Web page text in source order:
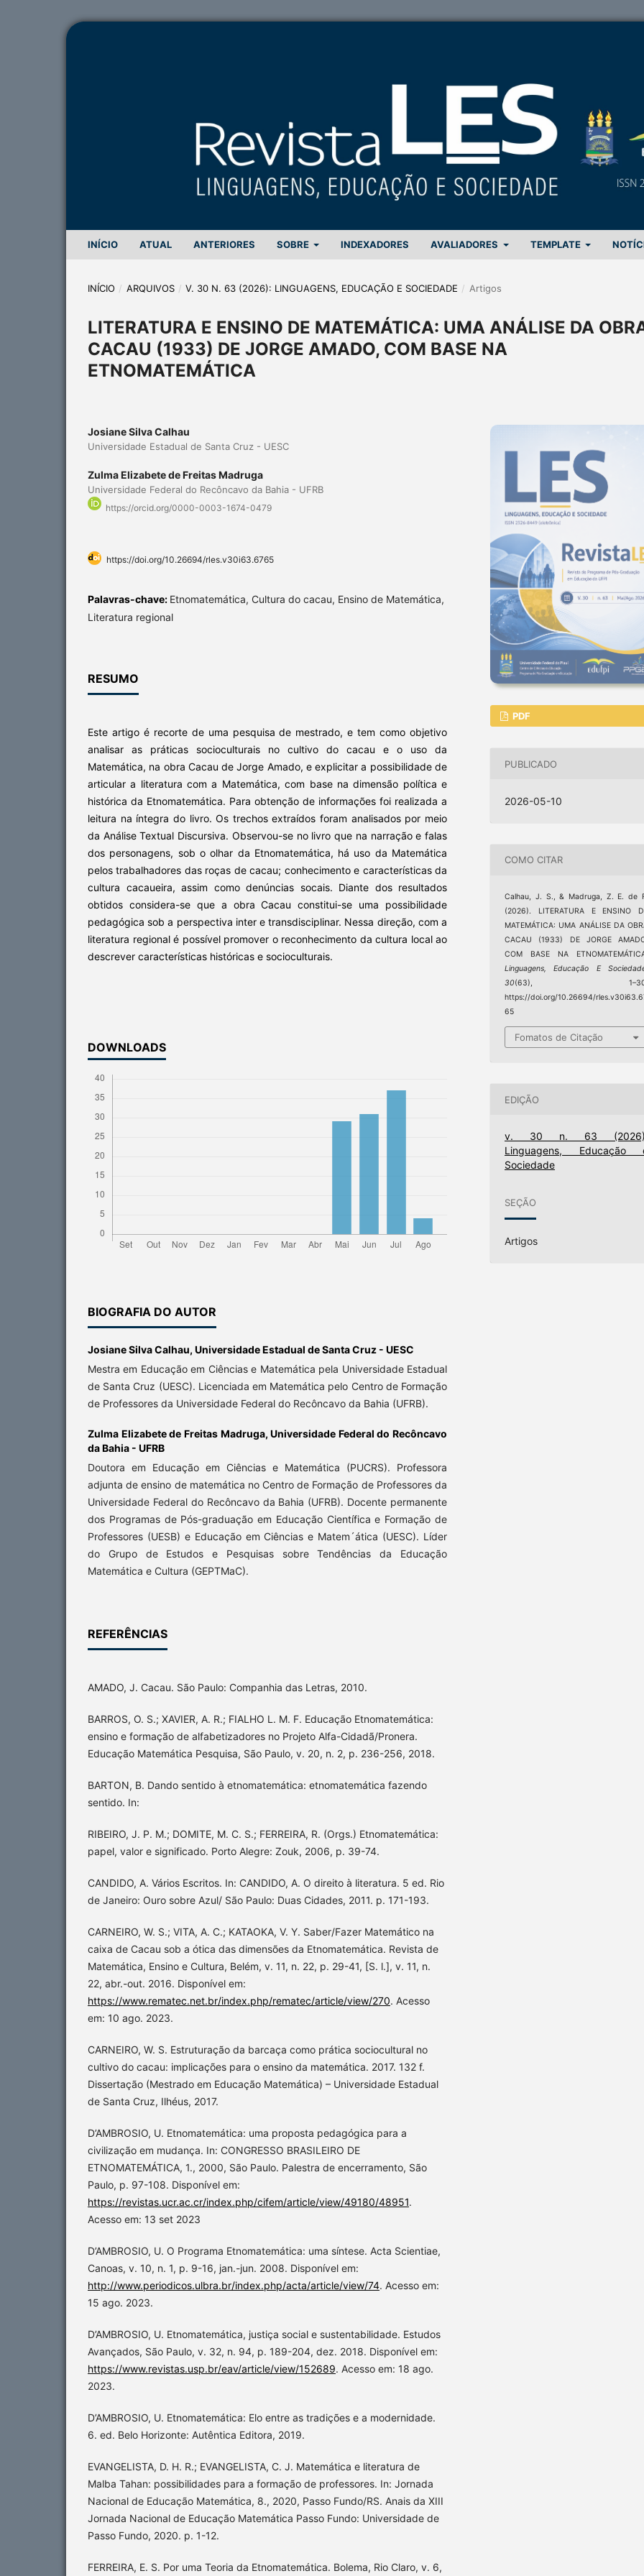
INÍCIO ATUAL ANTERIORES SOBRE INDEXADORES AVALIADORES TEMPLATE
INÍCIO / ARQUIVOS / V. 30 N. 63 (2026): LINGUAGENS, EDUCAÇÃO E SOCIEDADE / Artigos
LITERATURA E ENSINO DE MATEMÁTICA: UMA ANÁLISE DA
CACAU (1933) DE JORGE AMADO, COM BASE NA
ETNOMATEMÁTICA
Josiane Silva Calhau
Universidade Estadual de Santa Cruz - UESC
Zulma Elizabete de Freitas Madruga
Universidade Federal do Recôncavo da Bahia - UFRB
https://orcid.org/0000-0003-1674-0479
https://doi.org/10.26694/rles.v30i63.6765
Palavras-chave: Etnomatemática, Cultura do cacau, Ensino de Matemática,
Literatura regional
RESUMO
Este artigo é recorte de uma pesquisa de mestrado, e tem como objetivo
analisar as práticas socioculturais no cultivo do cacau e o uso da
Matemática, na obra Cacau de Jorge Amado, e explicitar a possibilidade de
articular a literatura com a Matemática, com base na dimensão política e
histórica da Etnomatemática. Para obtenção de informações foi realizada a
leitura na íntegra do livro. Os trechos extraídos foram analisados por meio
da Análise Textual Discursiva. Observou-se no livro que na narração e falas
dos personagens, sob o olhar da Etnomatemática, há uso da Matemática
pelos trabalhadores das roças de cacau; conhecimento e características da
cultura cacaueira, assim como denúncias socais. Diante dos resultados
obtidos considera-se que a obra Cacau constitui-se uma possibilidade
pedagógica sob a perspectiva inter e transdisciplinar. Nessa direção, com a
literatura regional é possível promover o reconhecimento da cultura local ao
descrever características históricas e socioculturais.
DOWNLOADS
BIOGRAFIA DO AUTOR
Josiane Silva Calhau, Universidade Estadual de Santa Cruz - UESC
Mestra em Educação em Ciências e Matemática pela Universidade Estadual
de Santa Cruz (UESC). Licenciada em Matemática pelo Centro de Formação
de Professores da Universidade Federal do Recôncavo da Bahia (UFRB).
Zulma Elizabete de Freitas Madruga,Universidade Federal do Recôncavo
da Bahia - UFRB
Doutora em Educação em Ciências e Matemática (PUCRS). Professora
adjunta de ensino de matemática no Centro de Formação de Professores da
Universidade Federal do Recôncavo da Bahia (UFRB). Docente permanente
dos Programas de Pós-graduação em Educação Científica e Formação de
Professores (UESB) e Educação em Ciências e Matem´ática (UESC). Líder
do Grupo de Estudos e Pesquisas sobre Tendências da Educação
Matemática e Cultura (GEPTMaC).
REFERÊNCIAS
AMADO, J. Cacau. São Paulo: Companhia das Letras, 2010.
BARROS, O. S.; XAVIER, A. R.; FIALHO L. M. F. Educação Etnomatemática:
ensino e formação de alfabetizadores no Projeto Alfa-Cidadã/Pronera.
Educação Matemática Pesquisa, São Paulo, v. 20, n. 2, p. 236-256, 2018.
BARTON, B. Dando sentido à etnomatemática: etnomatemática fazendo
sentido. In:
RIBEIRO, J. P. M.; DOMITE, M. C. S.; FERREIRA, R. (Orgs.) Etnomatemática:
papel, valor e significado. Porto Alegre: Zouk, 2006, p. 39-74.
CANDIDO, A. Vários Escritos. In: CANDIDO, A. O direito à literatura. 5 ed. Rio
de Janeiro: Ouro sobre Azul/ São Paulo: Duas Cidades, 2011. p. 171-193.
CARNEIRO, W. S.; VITA, A. C.; KATAOKA, V. Y. Saber/Fazer Matemático na
caixa de Cacau sob a ótica das dimensões da Etnomatemática. Revista de
Matemática, Ensino e Cultura, Belém, v. 11, n. 22, p. 29-41, [S. l.], v. 11, n.
22, abr.-out. 2016. Disponível em:
https://www.rematec.net.br/index.php/rematec/article/view/270. Acesso
em: 10 ago. 2023.
CARNEIRO, W. S. Estruturação da barcaça como prática sociocultural no
cultivo do cacau: implicações para o ensino da matemática. 2017. 132 f.
Dissertação (Mestrado em Educação Matemática) – Universidade Estadual
de Santa Cruz, Ilhéus, 2017.
D’AMBROSIO, U. Etnomatemática: uma proposta pedagógica para a
civilização em mudança. In: CONGRESSO BRASILEIRO DE
ETNOMATEMÁTICA, 1., 2000, São Paulo. Palestra de encerramento, São
Paulo, p. 97-108. Disponível em:
https://revistas.ucr.ac.cr/index.php/cifem/article/view/49180/48951.
Acesso em: 13 set 2023
D’AMBROSIO, U. O Programa Etnomatemática: uma síntese. Acta Scientiae,
Canoas, v. 10, n. 1, p. 9-16, jan.-jun. 2008. Disponível em:
http://www.periodicos.ulbra.br/index.php/acta/article/view/74. Acesso em:
15 ago. 2023.
D’AMBROSIO, U. Etnomatemática, justiça social e sustentabilidade. Estudos
Avançados, São Paulo, v. 32, n. 94, p. 189-204, dez. 2018. Disponível em:
https://www.revistas.usp.br/eav/article/view/152689. Acesso em: 18 ago.
2023.
D’AMBROSIO, U. Etnomatemática: Elo entre as tradições e a modernidade.
6. ed. Belo Horizonte: Autêntica Editora, 2019.
EVANGELISTA, D. H. R.; EVANGELISTA, C. J. Matemática e literatura de
Malba Tahan: possibilidades para a formação de professores. In: Jornada
Nacional de Educação Matemática, 8., 2020, Passo Fundo/RS. Anais da XIII
Jornada Nacional de Educação Matemática Passo Fundo: Universidade de
Passo Fundo, 2020. p. 1-12.
FERREIRA, E. S. Por uma Teoria da Etnomatemática. Bolema, Rio Claro, v. 6,
PDF
PUBLICADO
2026-05-10
COMO CITAR
Calhau, J. S., & Madruga, Z. E. de
(2026). LITERATURA E ENSINO
MATEMÁTICA: UMA ANÁLISE DA
CACAU (1933) DE JORGE
COM BASE NA
Linguagens, Educação E
30(63),
https://doi.org/10.26694/
65
Fomatos de Citação
EDIÇÃO
v. 30 n. 63
Linguagens, Educação
Sociedade
SEÇÃO
Artigos